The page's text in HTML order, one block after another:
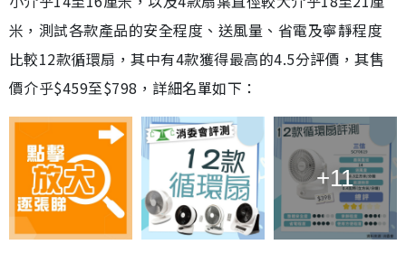
米，測試各款產品的安全程度、送風量、省電及寧靜程度
比較12款循環扇，其中有4款獲得最高的4.5分評價，其售
價介乎$459至$798，詳細名單如下：
+11